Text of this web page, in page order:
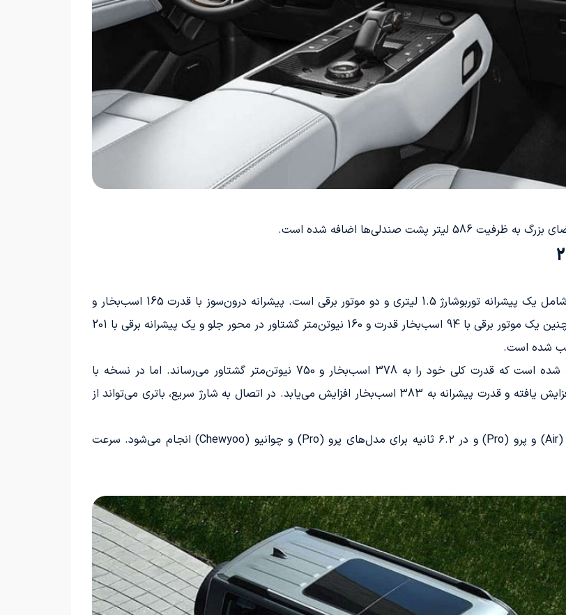
خودرو هیبرید Hi4 مدل 2024 دارای سامانه هیبرید است که شامل یک پیشرانه توربوشارژ 1.5 لیتری و دو موتور برقی است. پیشرانه درون‌سوز با قدرت 165 اسب‌بخار و
گشتاور 243 نیوتن‌متر به محور جلو انتقال قدرت می‌دهد. همچنین یک موتور برقی با 94 اسب‌بخار قدرت و 160 نیوتن‌متر گشتاور در محور جلو و یک پیشرانه برقی با 201
در مدل پایه، یک باتری با ظرفیت 19.09 کیلووات‌ساعت نصب شده است که قدرت کلی خود را به 378 اسب‌بخار و 750 نیوتن‌متر گشتاور می‌رساند. اما در نسخه با
پیشرانه بهبود یافته، ظرفیت باتری به 27.54 کیلووات‌ساعت افزایش یافته و قدرت پیشرانه به 383 اسب‌بخار افزایش می‌یابد. در اتصال به شارژ سریع، باتری می‌تواند از
صفر تا صد کیلومتر بر ساعت در ۶.۲ ثانیه برای مدل‌های ایر (Air) و پرو (Pro) و در ۶.۲ ثانیه برای مدل‌های پرو (Pro) و چوانیو (Chewyoo) انجام می‌شود. سرعت